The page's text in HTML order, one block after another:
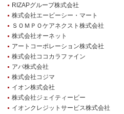
RIZAPグループ株式会社
株式会社エービーシー・マート
ＳＯＭＰＯケアネクスト株式会社
株式会社オーネット
アートコーポレーション株式会社
株式会社ココカラファイン
アパ株式会社
株式会社コジマ
イオン株式会社
株式会社ジェイティービー
イオンクレジットサービス株式会社